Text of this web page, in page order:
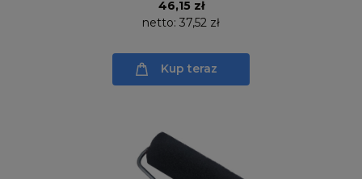
46,15 zł
netto: 37,52 zł
Kup teraz